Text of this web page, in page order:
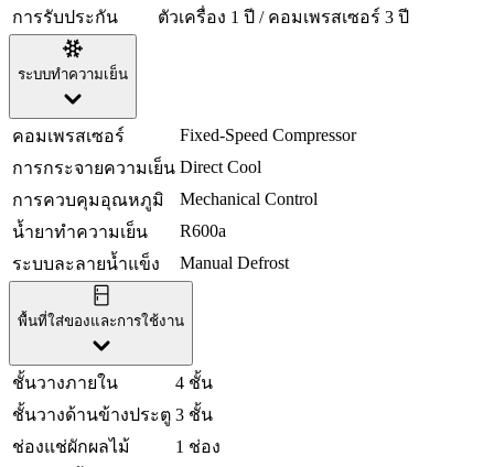
การรับประกัน
ตัวเครื่อง 1 ปี / คอมเพรสเซอร์ 3 ปี
ระบบทำความเย็น
คอมเพรสเซอร์
Fixed-Speed Compressor
การกระจายความเย็น Direct Cool
การควบคุมอุณหภูมิ
Mechanical Control
น้ำยาทำความเย็น
R600a
ระบบละลายน้ำแข็ง
Manual Defrost
พื้นที่ใส่ของและการใช้งาน
ชั้นวางภายใน
4 ชั้น
ชั้นวางด้านข้างประตู 3 ชั้น
ช่องแช่ผักผลไม้
1 ช่อง